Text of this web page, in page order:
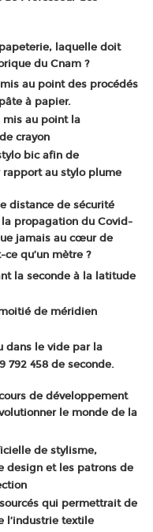
laquelle doit
du Cnam ?
au point des procédés
à papier.
mis au point la
crayon
bic afin de
rapport au stylo plume
distance de sécurité
propagation du Covid-
jamais au cœur de
qu’un mètre ?
la seconde à la latitude
de méridien
dans le vide par la
792 458 de seconde.
de développement
le monde de la
de stylisme,
design et les patrons de
qui permettrait de
l’industrie textile